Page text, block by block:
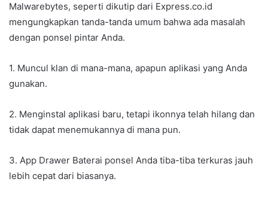
Malwarebytes, seperti dikutip dari Express.co.id
mengungkapkan tanda-tanda umum bahwa ada masalah
dengan ponsel pintar Anda.
1. Muncul klan di mana-mana, apapun aplikasi yang Anda
gunakan.
2. Menginstal aplikasi baru, tetapi ikonnya telah hilang dan
tidak dapat menemukannya di mana pun.
3. App Drawer Baterai ponsel Anda tiba-tiba terkuras jauh
lebih cepat dari biasanya.